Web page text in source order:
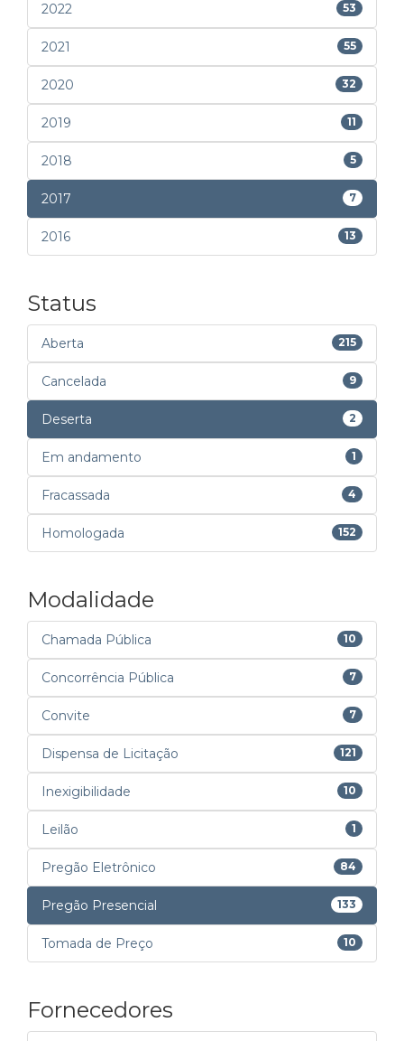
2022 53
2021 55
2020 32
2019 11
2018 5
2017 7
2016 13
Status
Aberta 215
Cancelada 9
Deserta 2
Em andamento 1
Fracassada 4
Homologada 152
Modalidade
Chamada Pública 10
Concorrência Pública 7
Convite 7
Dispensa de Licitação 121
Inexigibilidade 10
Leilão 1
Pregão Eletrônico 84
Pregão Presencial 133
Tomada de Preço 10
Fornecedores